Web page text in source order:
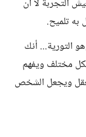
التجربة لا أن
تلميح.
التورية... أنك
مختلف ويفهم
ويجعل الشخص